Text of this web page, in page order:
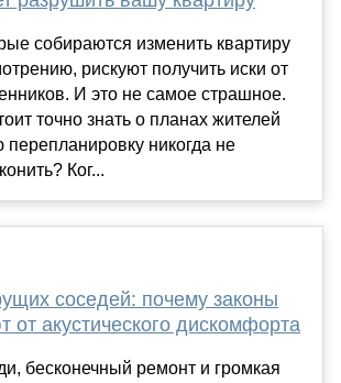
собираются изменить квартиру
рискуют получить иски от
И это не самое страшное.
точно знать о планах жителей
перепланировку никогда не
Ког...
соседей: почему законы
акустического дискомфорта
бесконечный ремонт и громкая